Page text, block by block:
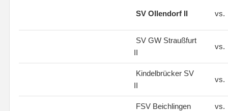
SV Ollendorf II vs.
SV GW Straußfurt
II
vs.
Kindelbrücker SV
II
vs.
FSV Beichlingen vs.